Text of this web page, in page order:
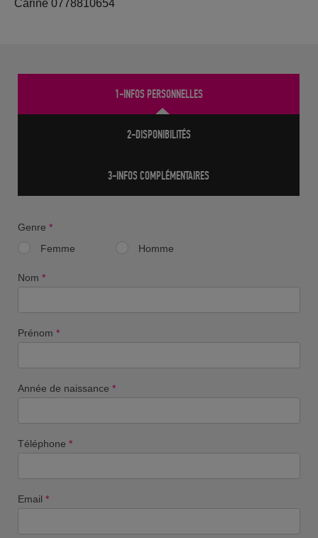
Carine 0778810654
1-INFOS PERSONNELLES
2-DISPONIBILITÉS
3-INFOS COMPLÉMENTAIRES
Genre *
Femme
Homme
Nom *
Prénom *
Année de naissance *
Téléphone *
Email *